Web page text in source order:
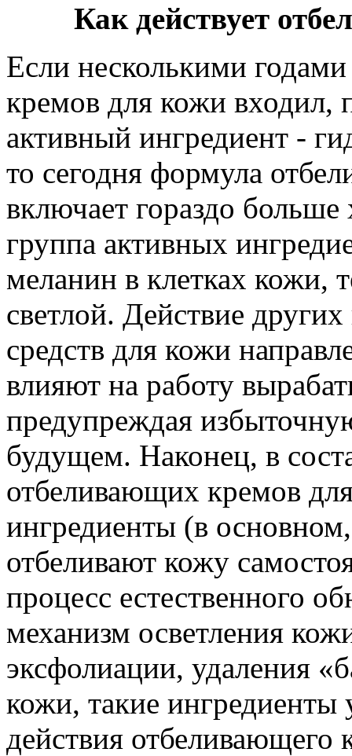
Как действует
Если несколькими
кремов для кожи входил,
активный ингредиент -
то сегодня формула
включает гораздо
группа активных
меланин в клетках кожи,
светлой. Действие
средств для кожи
влияют на работу
предупреждая
будущем. Наконец, в
отбеливающих кремов
ингредиенты (в
отбеливают кожу
процесс естественного
механизм осветления
эксфолиации, удаления
кожи, такие ингредиенты
действия отбеливающего